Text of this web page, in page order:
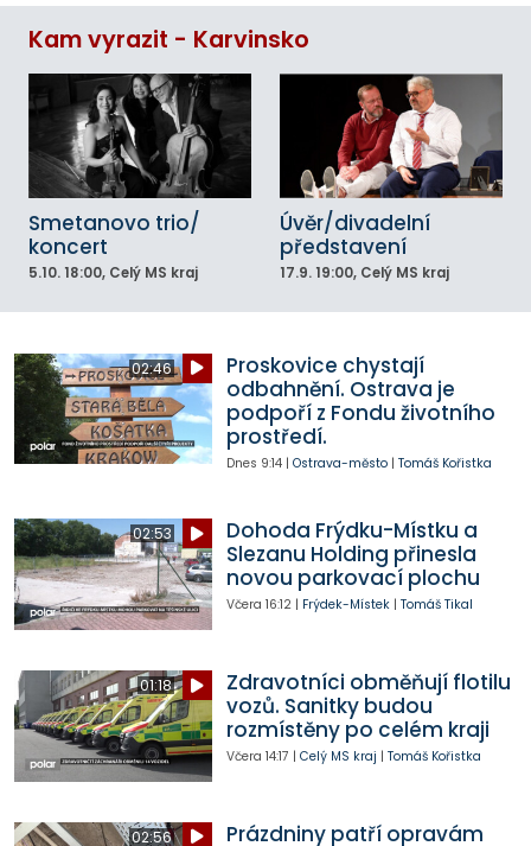
Kam vyrazit - Karvinsko
Smetanovo trio/
koncert
5.10. 18:00, Celý MS kraj
Úvěr/divadelní
představení
17.9. 19:00, Celý MS kraj
02:46
Proskovice chystají
odbahnění. Ostrava je
podpoří z Fondu životního
prostředí.
Dnes 9:14| Ostrava-město| Tomáš Kořistka
02:53
Dohoda Frýdku-Místku a
Slezanu Holding přinesla
novou parkovací plochu
Včera 16:12| Frýdek-Místek| Tomáš Tikal
01:18
Zdravotníci obměňují flotilu
vozů. Sanitky budou
rozmístěny po celém kraji
Včera 14:17 | Celý MS kraj | Tomáš Kořistka
02:56
Prázdniny patří opravám